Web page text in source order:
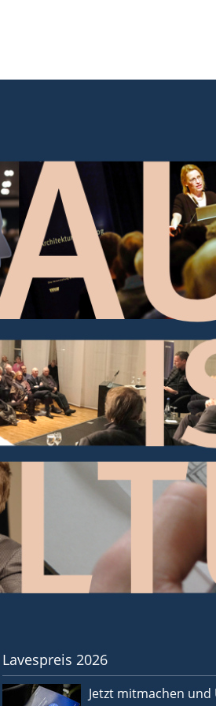
Lavespreis 2026
Jetzt mitmachen